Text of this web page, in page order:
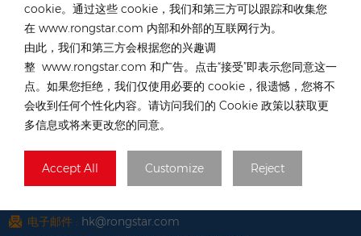
cookie。通过这些 cookie，我们和第三方可以跟踪和收集您
在 www.rongstar.com 内部和外部的互联网行为。
由此，我们和第三方会根据您的兴趣调
整 www.rongstar.com 和广告。点击“接受”即表示您同意这一
点。如果您拒绝，我们仅使用必要的 cookie，很遗憾，您将不
会收到任何个性化内容。请访问我们的 Cookie 政策以获取更
多信息或将来更改您的同意。
Accept All Customize Reject
聯係我們的專家服務
德國
电话 :+49 176 55258880
电子邮件 :de@rongstar.com
办公室及仓库 :Oppener Str. 67, 52146
W&uuml;rselen, Germany
中國香港
电子邮件 : hk@rongstar.com